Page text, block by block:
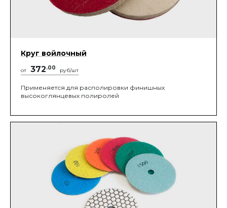
Круг войлочный
от 372.00 руб/шт
Применяется для располировки финишных
высокоглянцевых полиролей